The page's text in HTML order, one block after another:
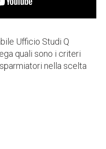
Ufficio Studi Q
quali sono i criteri
nella scelta